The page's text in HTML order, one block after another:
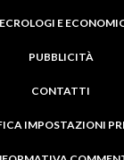
E
PUBBLICITÀ
CONTATTI
IMPOSTAZIONI